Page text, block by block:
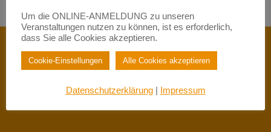
info@berufswege-fuer-frauen.de
Um die ONLINE-ANMELDUNG zu unseren
Veranstaltungen nutzen zu können, ist es erforderlich,
dass Sie alle Cookies akzeptieren.
Cookie-Einstellungen Alle Cookies akzeptieren
Datenschutzerklärung| Impressum